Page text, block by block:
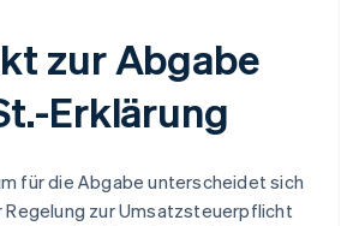
zur Abgabe
Erklärung
für die Abgabe unterscheidet sich
Regelung zur Umsatzsteuerpflicht